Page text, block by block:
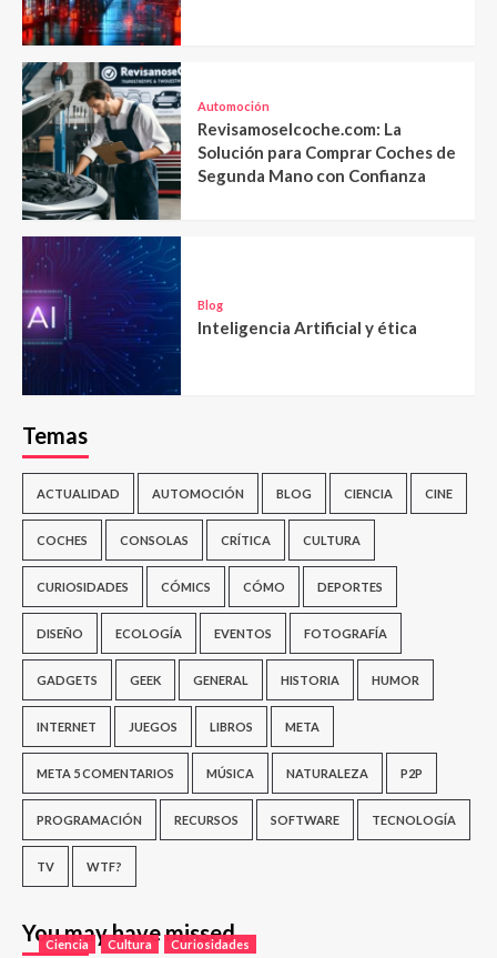
Automoción
Revisamoselcoche.com: La
Solución para Comprar Coches de
Segunda Mano con Confianza
Blog
Inteligencia Artificial y ética
Temas
ACTUALIDAD AUTOMOCIÓN BLOG CIENCIA CINE
COCHES CONSOLAS CRÍTICA CULTURA
CURIOSIDADES CÓMICS CÓMO DEPORTES
DISEÑO ECOLOGÍA EVENTOS FOTOGRAFÍA
GADGETS GEEK GENERAL HISTORIA HUMOR
INTERNET JUEGOS LIBROS META
META 5 COMENTARIOS MÚSICA NATURALEZA P2P
PROGRAMACIÓN RECURSOS SOFTWARE TECNOLOGÍA
TV WTF?
You may have missed
Ciencia Cultura Curiosidades